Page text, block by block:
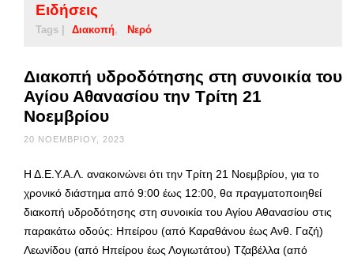
Ειδήσεις
Tags | Διακοπή Νερό
Διακοπή υδροδότησης στη συνοικία του
Αγίου Αθανασίου την Τρίτη 21
Νοεμβρίου
20 ΝΟΕΜΒΡΊΟΥ, 2023
Η Δ.Ε.Υ.Α.Λ. ανακοινώνει ότι την Τρίτη 21 Νοεμβρίου, για το
χρονικό διάστημα από 9:00 έως 12:00, θα πραγματοποιηθεί
διακοπή υδροδότησης στη συνοικία του Αγίου Αθανασίου στις
παρακάτω οδούς: Ηπείρου (από Καραθάνου έως Ανθ. Γαζή)
Λεωνίδου (από Ηπείρου έως Λογιωτάτου) Τζαβέλλα (από